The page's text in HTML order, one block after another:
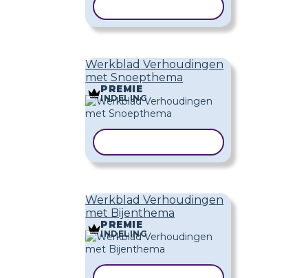
Werkblad Verhoudingen
met Snoepthema
PREMIE
INDELING
Werkblad Verhoudingen
met Bijenthema
PREMIE
INDELING